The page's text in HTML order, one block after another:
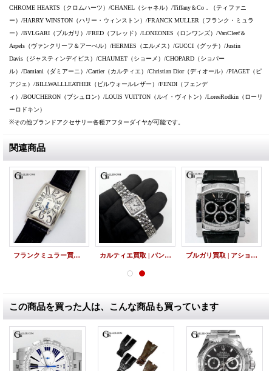
CHROME HEARTS（クロムハーツ）/CHANEL（シャネル）/Tiffany＆Co．（ティファニ
ー）/HARRY WINSTON（ハリー・ウィンストン）/FRANCK MULLER（フランク・ミュラ
ー）/BVLGARI（ブルガリ）/FRED（フレッド）/LONEONES（ロンワンズ）/VanCleef＆
Arpels（ヴァンクリーフ＆アーぺル）/HERMES（エルメス）/GUCCI（グッチ）/Justin
Davis（ジャスティンデイビス）/CHAUMET（ショーメ）/CHOPARD（ショパー
ル）/Damiani（ダミアーニ）/Cartier（カルティエ）/Christian Dior（ディオール）/PIAGET（ピ
アジェ）/BILLWALLLEATHER（ビルウォールレザー）/FENDI（フェンデ
ィ）/BOUCHERON（ブシュロン）/LOUIS VUITTON（ルイ・ヴィトン）/LoreeRodkin（ローリ
ーロドキン）
※その他ブランドアクセサリー各種アフターダイヤが可能です。
関連商品
フランクミュラー買取 | ロングアイランド 1150SCDT カルティエ買取 | パンテールドゥカルティエ SM ブルガリ買取 | アショーマ クロノグラフ
この商品を買った人は、こんな商品も買っています